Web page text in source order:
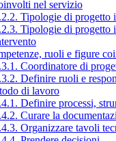
nel servizio
Tipologie di progetto
Tipologie di progetto
ruoli e figure
Coordinatore di
Definire ruoli e
di lavoro
Definire processi,
Curare la
Organizzare tavoli